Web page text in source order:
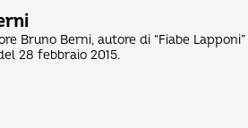
Bruno Berni, autore di “Fiabe Lapponi”
28 febbraio 2015.